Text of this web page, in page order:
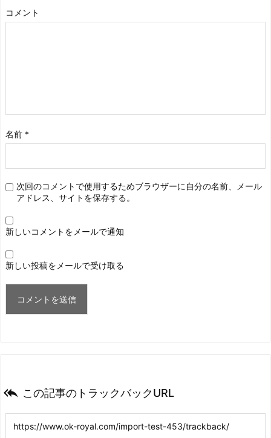
コメント
名前 *
次回のコメントで使用するためブラウザーに自分の名前、メール
アドレス、サイトを保存する。
新しいコメントをメールで通知
新しい投稿をメールで受け取る
 この記事のトラックバックURL